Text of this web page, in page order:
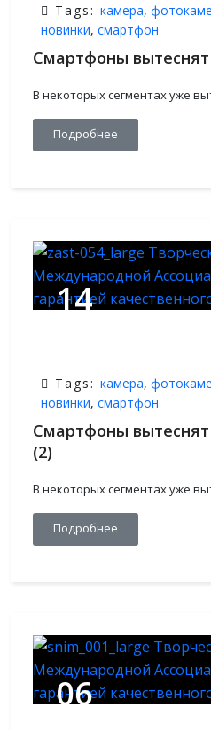
Tags: камера,
новинки, смартфон
Смартфоны
В некоторых сегментах уже
Подробнее
14
Tags: камера,
новинки, смартфон
Смартфоны
(2)
В некоторых сегментах уже
Подробнее
06